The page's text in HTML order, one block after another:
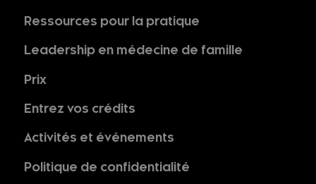
Ressources pour la pratique
Leadership en médecine de famille
Prix
Entrez vos crédits
Activités et événements
Politique de confidentialité